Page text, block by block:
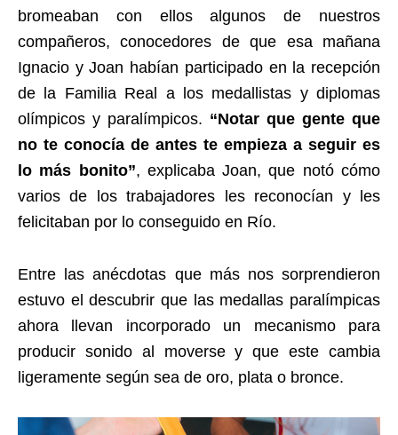
bromeaban con ellos algunos de nuestros
compañeros, conocedores de que esa mañana
Ignacio y Joan habían participado en la recepción
de la Familia Real a los medallistas y diplomas
olímpicos y paralímpicos. “Notar que gente que
no te conocía de antes te empieza a seguir es
lo más bonito”, explicaba Joan, que notó cómo
varios de los trabajadores les reconocían y les
felicitaban por lo conseguido en Río.
Entre las anécdotas que más nos sorprendieron
estuvo el descubrir que las medallas paralímpicas
ahora llevan incorporado un mecanismo para
producir sonido al moverse y que este cambia
ligeramente según sea de oro, plata o bronce.